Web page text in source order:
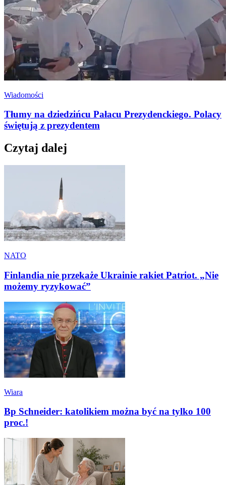
Wiadomości
Tłumy na dziedzińcu Pałacu Prezydenckiego. Polacy
świętują z prezydentem
Czytaj dalej
NATO
Finlandia nie przekaże Ukrainie rakiet Patriot. „Nie
możemy ryzykować”
Wiara
Bp Schneider: katolikiem można być na tylko 100
proc.!